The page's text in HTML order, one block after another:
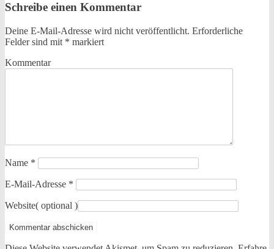
Schreibe einen Kommentar
Deine E-Mail-Adresse wird nicht veröffentlicht. Erforderliche
Felder sind mit * markiert
Kommentar
Name *
E-Mail-Adresse *
Website( optional )